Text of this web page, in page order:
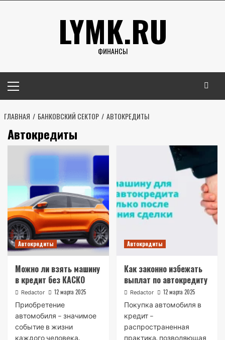
LYMK.RU
ФИНАНСЫ
меню
ГЛАВНАЯ БАНКОВСКИЙ СЕКТОР АВТОКРЕДИТЫ
Автокредиты
Автокредиты
Можно ли взять машину
в кредит без КАСКО
Redactor 12 марта 2025
Приобретение
автомобиля – значимое
событие в жизни
каждого человека.
Автокредиты
Как законно избежать
выплат по автокредиту
Redactor 12 марта 2025
Покупка автомобиля в
кредит –
распространенная
практика, позволяющая